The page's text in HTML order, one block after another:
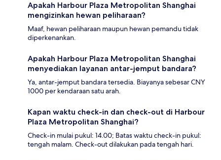
Apakah Harbour Plaza Metropolitan Shanghai
mengizinkan hewan peliharaan?
Maaf, hewan peliharaan maupun hewan pemandu tidak
diperkenankan.
Apakah Harbour Plaza Metropolitan Shanghai
menyediakan layanan antar-jemput bandara?
Ya, antar-jemput bandara tersedia. Biayanya sebesar CNY
1000 per kendaraan satu arah.
Kapan waktu check-in dan check-out di Harbour
Plaza Metropolitan Shanghai?
Check-in mulai pukul: 14.00; Batas waktu check-in pukul:
tengah malam. Check-out dilakukan pada tengah hari.